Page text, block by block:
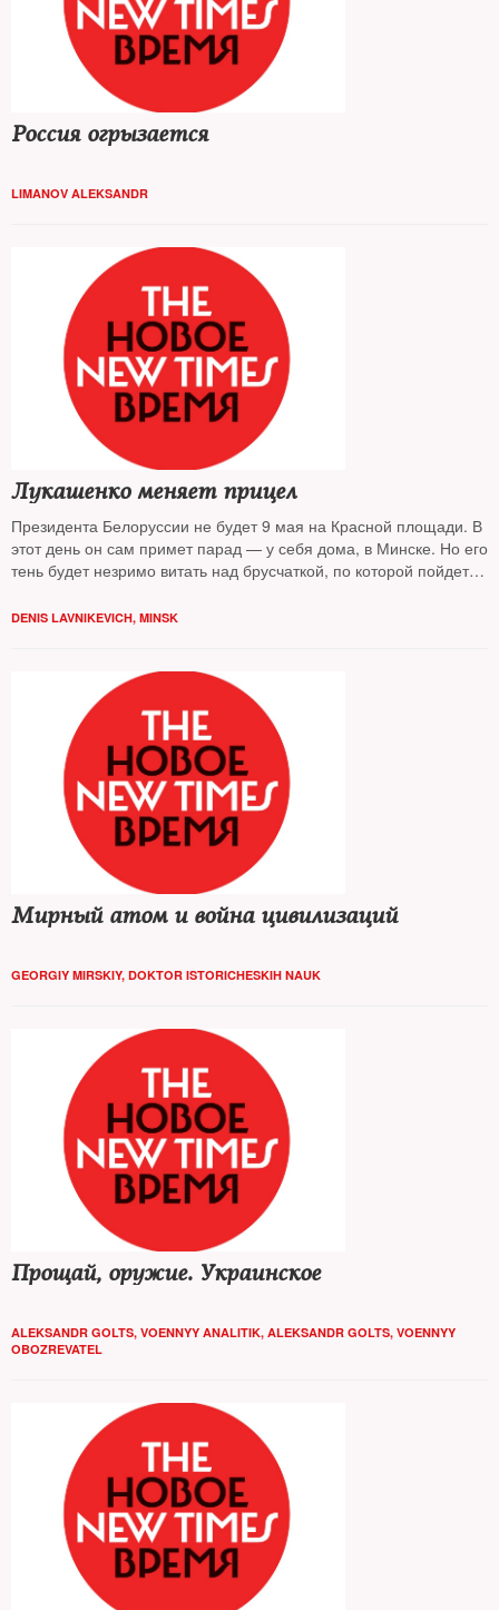
Россия огрызается
LIMANOV ALEKSANDR
Лукашенко меняет прицел
Президента Белоруссии не будет 9 мая на Красной площади. В
этот день он сам примет парад — у себя дома, в Минске. Но его
тень будет незримо витать над брусчаткой, по которой пойдет
прочая оптика, электроника и радары — почти все это
DENIS LAVNIKEVICH, MINSK
Мирный атом и война цивилизаций
GEORGIY MIRSKIY, DOKTOR ISTORICHESKIH NAUK
Прощай, оружие. Украинское
ALEKSANDR GOLTS, VOENNYY ANALITIK, ALEKSANDR GOLTS, VOENNYY
OBOZREVATEL